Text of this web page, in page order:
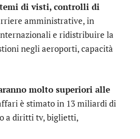
di visti, controlli di
amministrative, in
e ridistribuire la
negli aeroporti, capacità
molto superiori alle
è stimato in 13 miliardi di
a diritti tv, biglietti,